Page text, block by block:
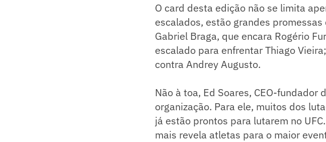
O card desta edição não se limita
escalados, estão grandes
Gabriel Braga, que encara Rogério
escalado para enfrentar Thiago
contra Andrey Augusto.
Não à toa, Ed Soares, CEO-fundador
organização. Para ele, muitos dos
já estão prontos para lutarem no
mais revela atletas para o maior